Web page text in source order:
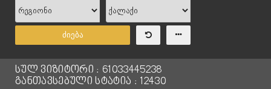
ძიება
სულ ვიზიტორი : 61033445238
განთავსებული სტატია : 12430